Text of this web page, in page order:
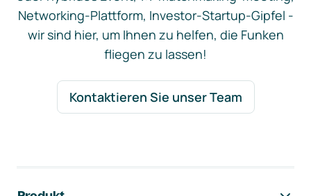
Networking-Plattform, Investor-Startup-Gipfel -
wir sind hier, um Ihnen zu helfen, die Funken
fliegen zu lassen!
Kontaktieren Sie unser Team